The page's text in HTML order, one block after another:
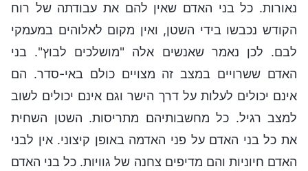
נאורות. כל בני האדם שאין להם את עבודתה של רוח
הקודש נכבשו בידי השטן, ואין מקום לאלוהים במעמקי
לבם. לכן נאמר שאנשים אלה "מושלכים לבוץ". בני
האדם ששרויים במצב זה מצויים כולם באי-סדר. הם
אינם יכולים לעלות על דרך הישר וגם אינם יכולים לשוב
למצב רגיל. כל מחשבותיהם מתריסות. השטן השחית
את כל בני האדם על פני האדמה באופן קיצוני. אין לבני
האדם חיוניות והם מדיפים צחנה של גוויות. כל בני האדם